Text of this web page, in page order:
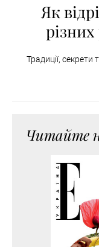
Як
Традиції, секрети
Читайте